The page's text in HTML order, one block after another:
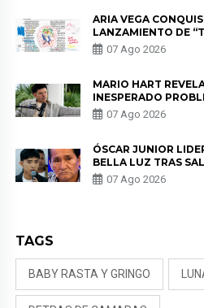
ARIA VEGA
LANZAMIENTO DE
07 Ago 2026
MARIO HART
INESPERADO
SALUD ANTES DE
KORINA: “ME
07 Ago 2026
ÓSCAR JUNIOR
BELLA LUZ TRAS
PADRE POR
NALDY SALDAÑA
07 Ago 2026
TAGS
BABY RASTA Y GRINGO